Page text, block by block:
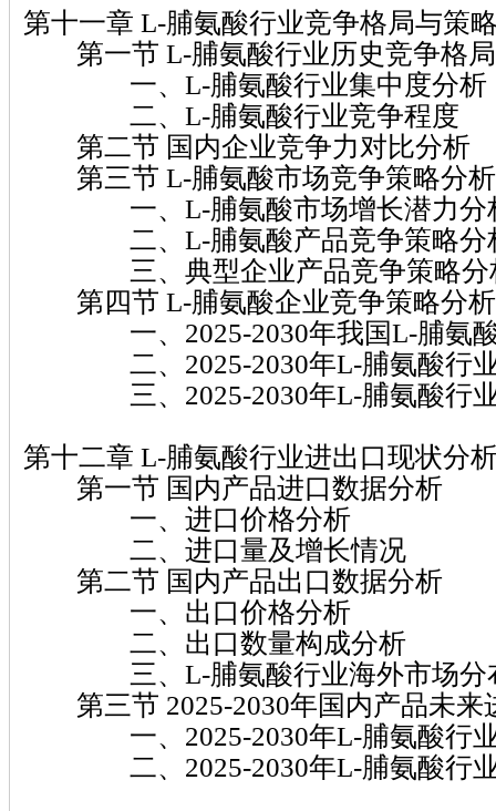
第十一章 L-脯氨酸行业竞争格局与策
第一节 L-脯氨酸行业历史竞争格
一、L-脯氨酸行业集中度分析
二、L-脯氨酸行业竞争程度
第二节 国内企业竞争力对比分析
第三节 L-脯氨酸市场竞争策略分析
一、L-脯氨酸市场增长潜力分
二、L-脯氨酸产品竞争策略分
三、典型企业产品竞争策略分
第四节 L-脯氨酸企业竞争策略分析
一、2025-2030年我国L-脯氨酸
二、2025-2030年L-脯氨酸行业
三、2025-2030年L-脯氨酸行业
第十二章 L-脯氨酸行业进出口现状分
第一节 国内产品进口数据分析
一、进口价格分析
二、进口量及增长情况
第二节 国内产品出口数据分析
一、出口价格分析
二、出口数量构成分析
三、L-脯氨酸行业海外市场分
第三节 2025-2030年国内产品未来
一、2025-2030年L-脯氨酸行业
二、2025-2030年L-脯氨酸行业